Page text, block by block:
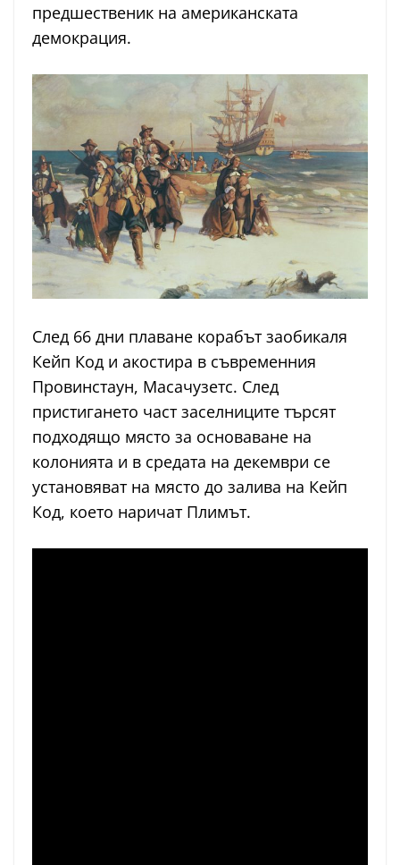
предшественик на американската
демокрация.
След 66 дни плаване корабът заобикаля
Кейп Код и акостира в съвременния
Провинстаун, Масачузетс. След
пристигането част заселниците търсят
подходящо място за основаване на
колонията и в средата на декември се
установяват на място до залива на Кейп
Код, което наричат Плимът.